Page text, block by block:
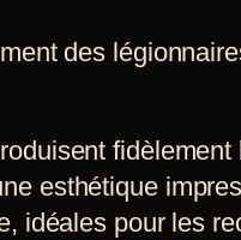
des
esthétique
idéales pour les